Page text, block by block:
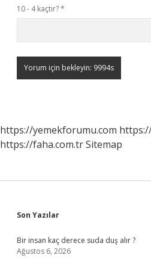
10 - 4 kaçtır?*
https://yemekforumu.com
https://faha.com.trSitemap
Sidebar
Son Yazılar
Bir insan kaç derece suda duş alır ?
Ağustos 6, 2026